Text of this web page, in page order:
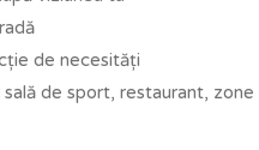
de necesități
sală de sport, restaurant, zone